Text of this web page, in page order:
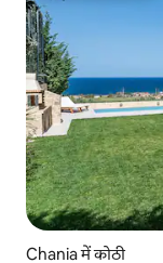
Chania में कोठी